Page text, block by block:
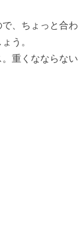
、ちょっと合わ
う。
重くなならない